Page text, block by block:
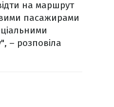
на маршрут
пасажирами
– розповіла